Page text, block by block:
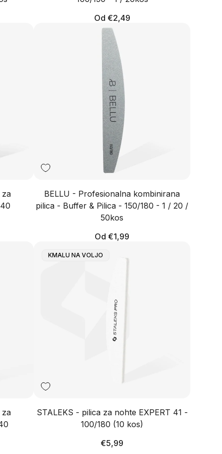
Redna
cena
Od €2,49
za
BELLU - Profesionalna kombinirana
pilica - Buffer & Pilica - 150/180 - 1 / 20 /
50kos
Redna
Od €1,99
za
Oznaka
KMALU NA VOLJO
STALEKS - pilica za nohte EXPERT 41 -
100/180 (10 kos)
Redna
€5,99